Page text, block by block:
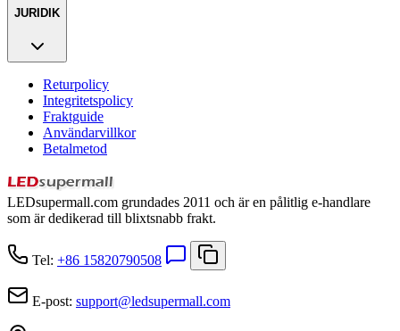
JURIDIK
Returpolicy
Integritetspolicy
Fraktguide
Användarvillkor
Betalmetod
LEDsupermall.com grundades 2011 och är en pålitlig e-handlare
som är dedikerad till blixtsnabb frakt.
Tel: +86 15820790508
E-post: support@ledsupermall.com